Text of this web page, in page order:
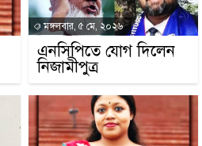
মঙ্গলবার, ৫ মে, ২০২৬
এনসিপিতে যোগ দিলেন
নিজামীপুত্র